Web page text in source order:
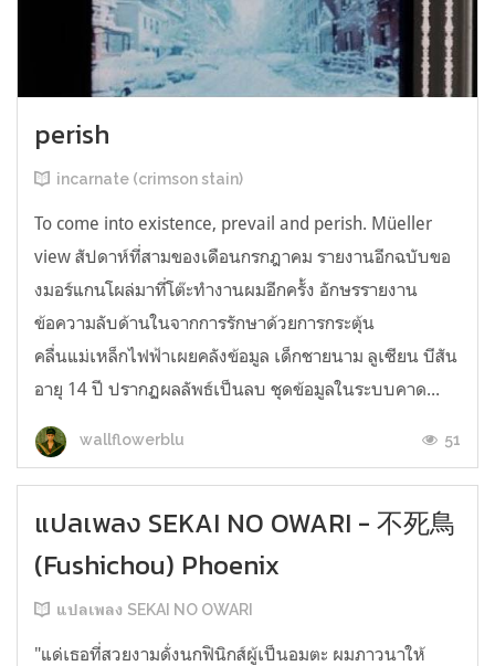
perish
incarnate (crimson stain)
To come into existence, prevail and perish. Müeller
view สัปดาห์ที่สามของเดือนกรกฎาคม รายงานอีกฉบับขอ
งมอร์แกนโผล่มาที่โต๊ะทำงานผมอีกครั้ง อักษรรายงาน
ข้อความลับด้านในจากการรักษาด้วยการกระตุ้น
คลื่นแม่เหล็กไฟฟ้าเผยคลังข้อมูล เด็กชายนาม ลูเซียน บีสัน
อายุ 14 ปี ปรากฏผลลัพธ์เป็นลบ ชุดข้อมูลในระบบคาด...
wallflowerblu 51
แปลเพลง SEKAI NO OWARI - 不死鳥
(Fushichou) Phoenix
แปลเพลง SEKAI NO OWARI
"แด่เธอที่สวยงามดั่งนกฟินิกส์ผู้เป็นอมตะ ผมภาวนาให้